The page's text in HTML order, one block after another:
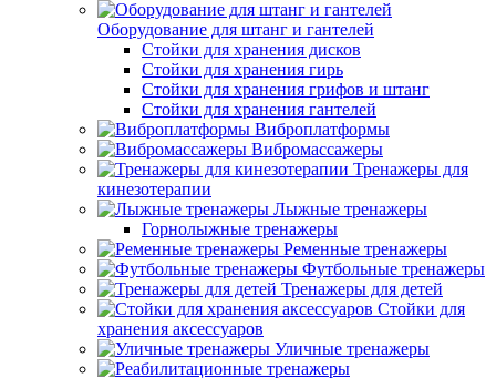
Оборудование для штанг и гантелей
Стойки для хранения дисков
Стойки для хранения гирь
Стойки для хранения грифов и штанг
Стойки для хранения гантелей
Виброплатформы
Вибромассажеры
Тренажеры для
кинезотерапии
Лыжные тренажеры
Горнолыжные тренажеры
Ременные тренажеры
Футбольные тренажеры
Тренажеры для детей
Стойки для
хранения аксессуаров
Уличные тренажеры